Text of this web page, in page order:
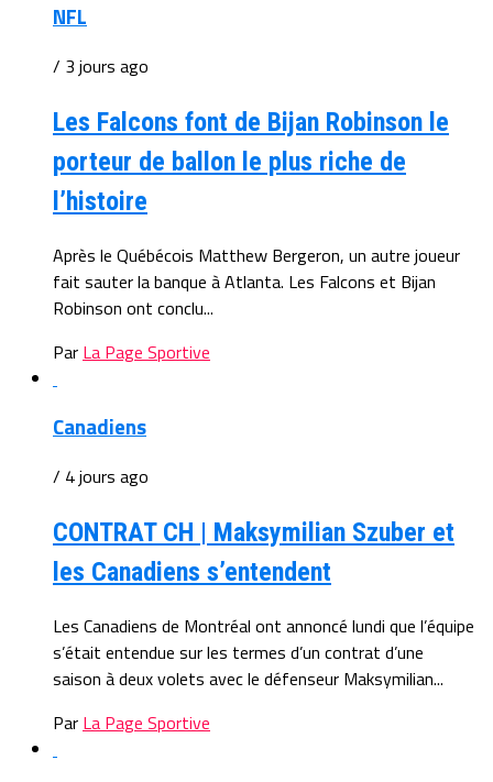
NFL
/ 3 jours ago
Les Falcons font de Bijan Robinson le
porteur de ballon le plus riche de
l’histoire
Après le Québécois Matthew Bergeron, un autre joueur
fait sauter la banque à Atlanta. Les Falcons et Bijan
Robinson ont conclu...
Par La Page Sportive
Canadiens
/ 4 jours ago
CONTRAT CH | Maksymilian Szuber et
les Canadiens s’entendent
Les Canadiens de Montréal ont annoncé lundi que l’équipe
s’était entendue sur les termes d’un contrat d’une
saison à deux volets avec le défenseur Maksymilian...
Par La Page Sportive